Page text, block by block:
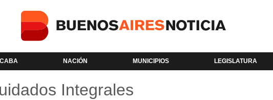
CABA NACIÓN MUNICIPIOS LEGISLATURA
Integrales